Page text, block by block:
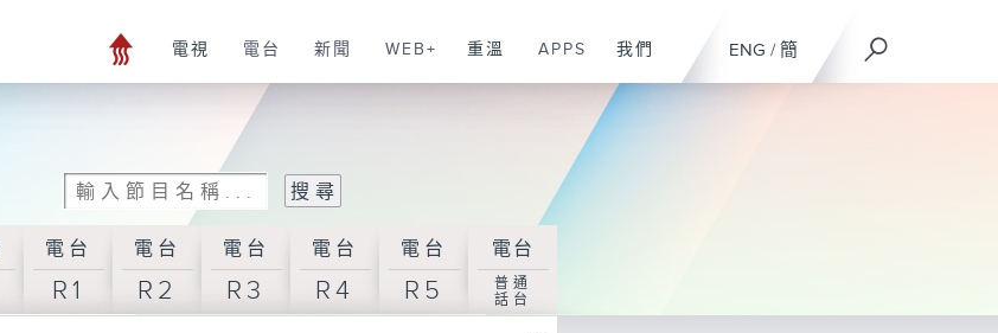
ENG / 簡
電視 電台 新聞 WEB+ 重溫 APPS 我們
電台
R1
電台
R2
電台
R3
電台
R4
電台
R5
電台
普通
話台